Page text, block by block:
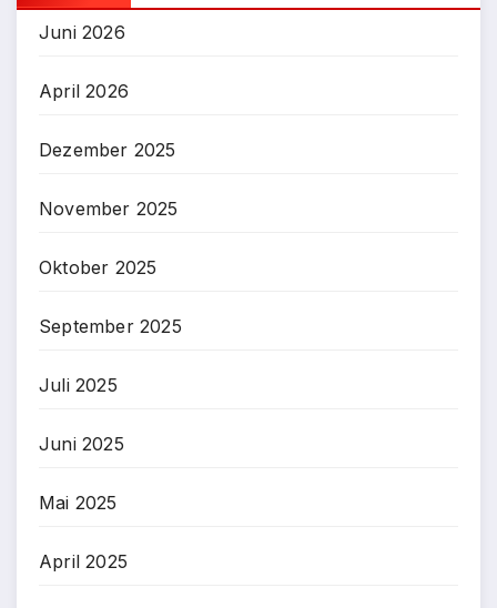
Juni 2026
April 2026
Dezember 2025
November 2025
Oktober 2025
September 2025
Juli 2025
Juni 2025
Mai 2025
April 2025